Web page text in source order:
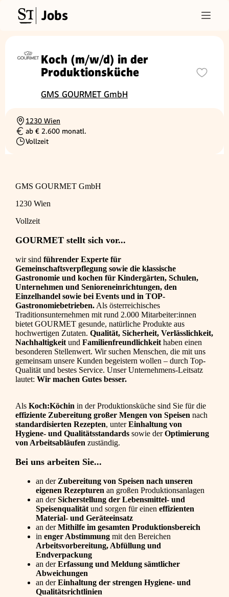
Jobs
Koch (m/w/d) in der
Produktionsküche
GMS GOURMET GmbH
Ortschaft
1230 Wien
Gehalt
ab € 2.600 monatl.
Beschäftigungsart
Vollzeit
GMS GOURMET GmbH
1230 Wien
Vollzeit
GOURMET stellt sich vor...
wir sind führender Experte für
Gemeinschaftsverpflegung sowie die klassische
Gastronomie und kochen für Kindergärten, Schulen,
Unternehmen und Senioreneinrichtungen, den
Einzelhandel sowie bei Events und in TOP-
Gastronomiebetrieben. Als österreichisches
Traditionsunternehmen mit rund 2.000 Mitarbeiter:innen
bietet GOURMET gesunde, natürliche Produkte aus
hochwertigen Zutaten. Qualität, Sicherheit, Verlässlichkeit,
Nachhaltigkeit und Familienfreundlichkeit haben einen
besonderen Stellenwert. Wir suchen Menschen, die mit uns
gemeinsam unsere Kunden begeistern wollen – durch Top-
Qualität und bestes Service. Unser Unternehmens-Leitsatz
lautet: Wir machen Gutes besser.
Als Koch:Köchin in der Produktionsküche sind Sie für die
effiziente Zubereitung großer Mengen von Speisen nach
standardisierten Rezepten, unterEinhaltung von
Hygiene- und Qualitätsstandards sowie derOptimierung
von Arbeitsabläufen zuständig.
Bei uns arbeiten Sie...
an der Zubereitung von Speisen nach unseren
eigenen Rezepturen an großen Produktionsanlagen
an derSicherstellung der Lebensmittel- und
Speisenqualität und sorgen für einen effizienten
Material- und Geräteeinsatz
an derMithilfe im gesamten Produktionsbereich
in enger Abstimmung mit den Bereichen
Arbeitsvorbereitung, Abfüllung und
Endverpackung
an derErfassung und Meldung sämtlicher
Abweichungen
an derEinhaltung der strengen Hygiene- und
Qualitätsrichtlinien